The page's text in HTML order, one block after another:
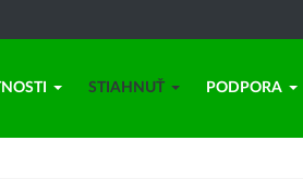
STIAHNUŤ PODPORA